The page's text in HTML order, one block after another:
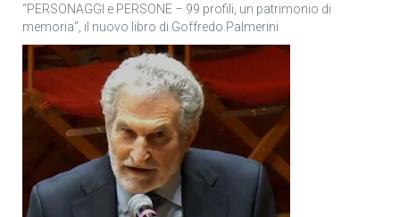
“PERSONAGGI e PERSONE – 99 profili, un patrimonio di
memoria”, il nuovo libro di Goffredo Palmerini